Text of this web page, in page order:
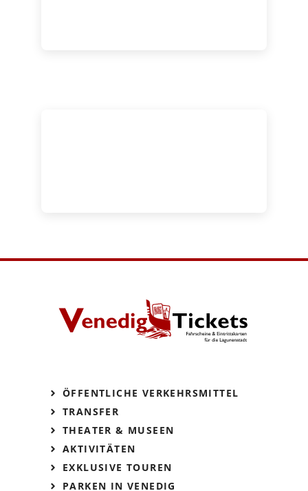
ÖFFENTLICHE VERKEHRSMITTEL
TRANSFER
THEATER & MUSEEN
AKTIVITÄTEN
EXKLUSIVE TOUREN
PARKEN IN VENEDIG